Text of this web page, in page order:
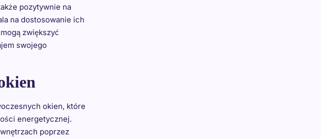
pozytywnie na
na dostosowanie ich
zwiększyć
swojego
okien, które
energetycznej.
poprzez